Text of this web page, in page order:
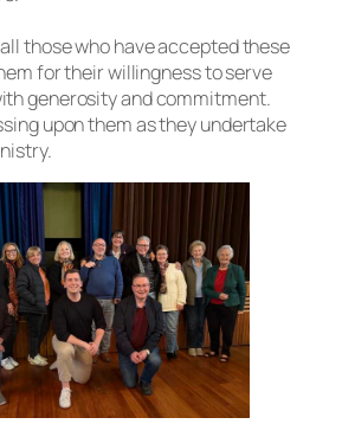
those who have accepted these
for their willingness to serve
generosity and commitment.
upon them as they undertake